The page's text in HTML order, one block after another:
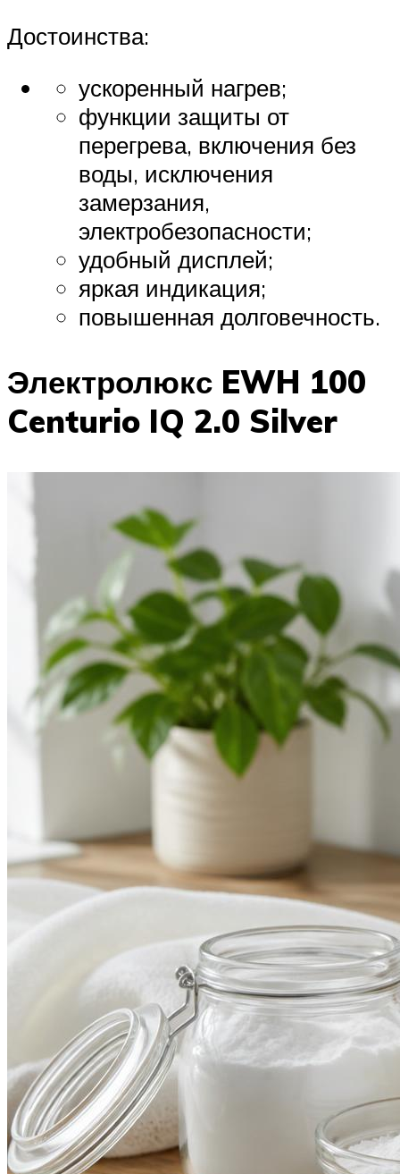
Достоинства:
ускоренный нагрев;
функции защиты от
перегрева, включения без
воды, исключения
замерзания,
электробезопасности;
удобный дисплей;
яркая индикация;
повышенная долговечность.
Электролюкс EWH 100
Centurio IQ 2.0 Silver